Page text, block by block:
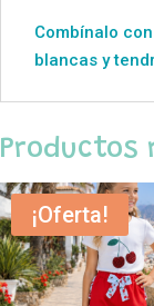
Combínalo
blancas y
Productos
¡Oferta!